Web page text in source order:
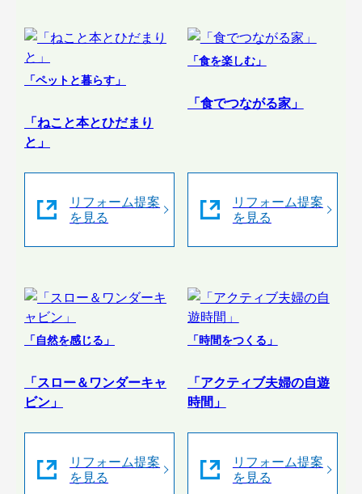
「ペットと暮らす」
「ねこと本とひだまり
と」
リフォーム提案
を見る
「食を楽しむ」
「食でつながる家」
リフォーム提案
を見る
「自然を感じる」
「スロー＆ワンダーキャ
ビン」
リフォーム提案
を見る
「時間をつくる」
「アクティブ夫婦の自遊
時間」
リフォーム提案
を見る